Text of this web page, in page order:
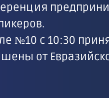
№10 с 10:30
от